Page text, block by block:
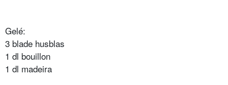
Gelé:
3 blade husblas
1 dl bouillon
1 dl madeira